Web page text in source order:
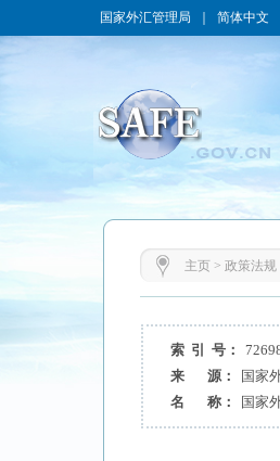
国家外汇管理局 简体中文
主页> 政策法规
索 引 号：
来 源：
国家
名 称：
国家